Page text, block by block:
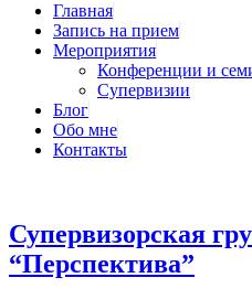
Главная
Запись на прием
Мероприятия
Конференции и
Супервизии
Блог
Обо мне
Контакты
Супервизорская
“Перспектива”